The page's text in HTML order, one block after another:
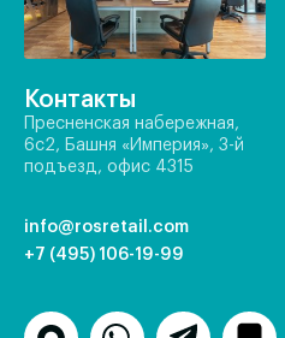
Контакты
Пресненская набережная,
6с2, Башня «Империя», 3-й
подъезд, офис 4315
info@rosretail.com
+7 (495) 106-19-99